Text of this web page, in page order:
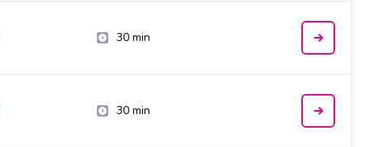
30 min
30 min